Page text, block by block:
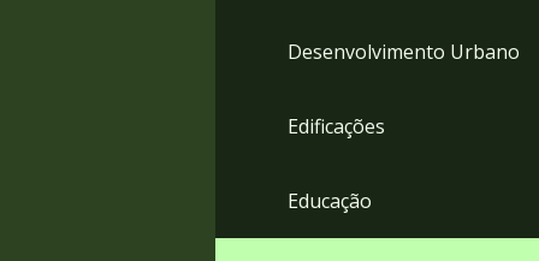
Desenvolvimento Urbano
Edificações
Educação